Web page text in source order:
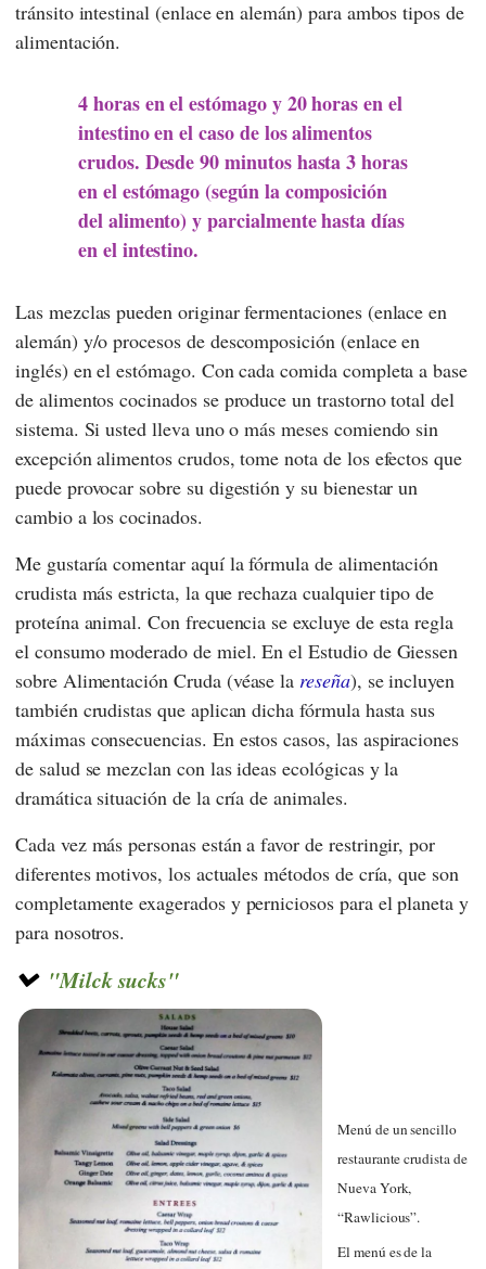
tránsito intestinal (enlace en alemán) para ambos tipos de
alimentación.
4 horas en el estómago y 20 horas en el
intestino en el caso de los alimentos
crudos. Desde 90 minutos hasta 3 horas
en el estómago (según la composición
del alimento) y parcialmente hasta días
en el intestino.
Las mezclas pueden originar fermentaciones (enlace en
alemán) y/o procesos de descomposición (enlace en
inglés) en el estómago. Con cada comida completa a base
de alimentos cocinados se produce un trastorno total del
sistema. Si usted lleva uno o más meses comiendo sin
excepción alimentos crudos, tome nota de los efectos que
puede provocar sobre su digestión y su bienestar un
cambio a los cocinados.
Me gustaría comentar aquí la fórmula de alimentación
crudista más estricta, la que rechaza cualquier tipo de
proteína animal. Con frecuencia se excluye de esta regla
el consumo moderado de miel. En elEstudio de Giessen
sobre Alimentación Cruda(véase la reseña), se incluyen
también crudistas que aplican dicha fórmula hasta sus
máximas consecuencias. En estos casos, las aspiraciones
de salud se mezclan con las ideas ecológicas y la
dramática situación de la cría de animales.
Cada vez más personas están a favor de restringir, por
diferentes motivos, los actuales métodos de cría, que son
completamente exagerados y perniciosos para el planeta y
para nosotros.
"Milck sucks"
Menú de un sencillo
restaurante crudista de
Nueva York,
“Rawlicious”.
El menú es de la